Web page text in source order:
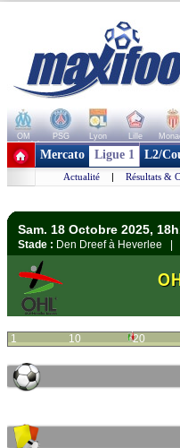
OM PSG Lyon Lille
+ de clubs
Mercato Ligue 1 L2/
Actualité | Résultats &
Sam. 18 Octobre 2025,
Stade : Den Dreef à Heverlee |
1 10 20